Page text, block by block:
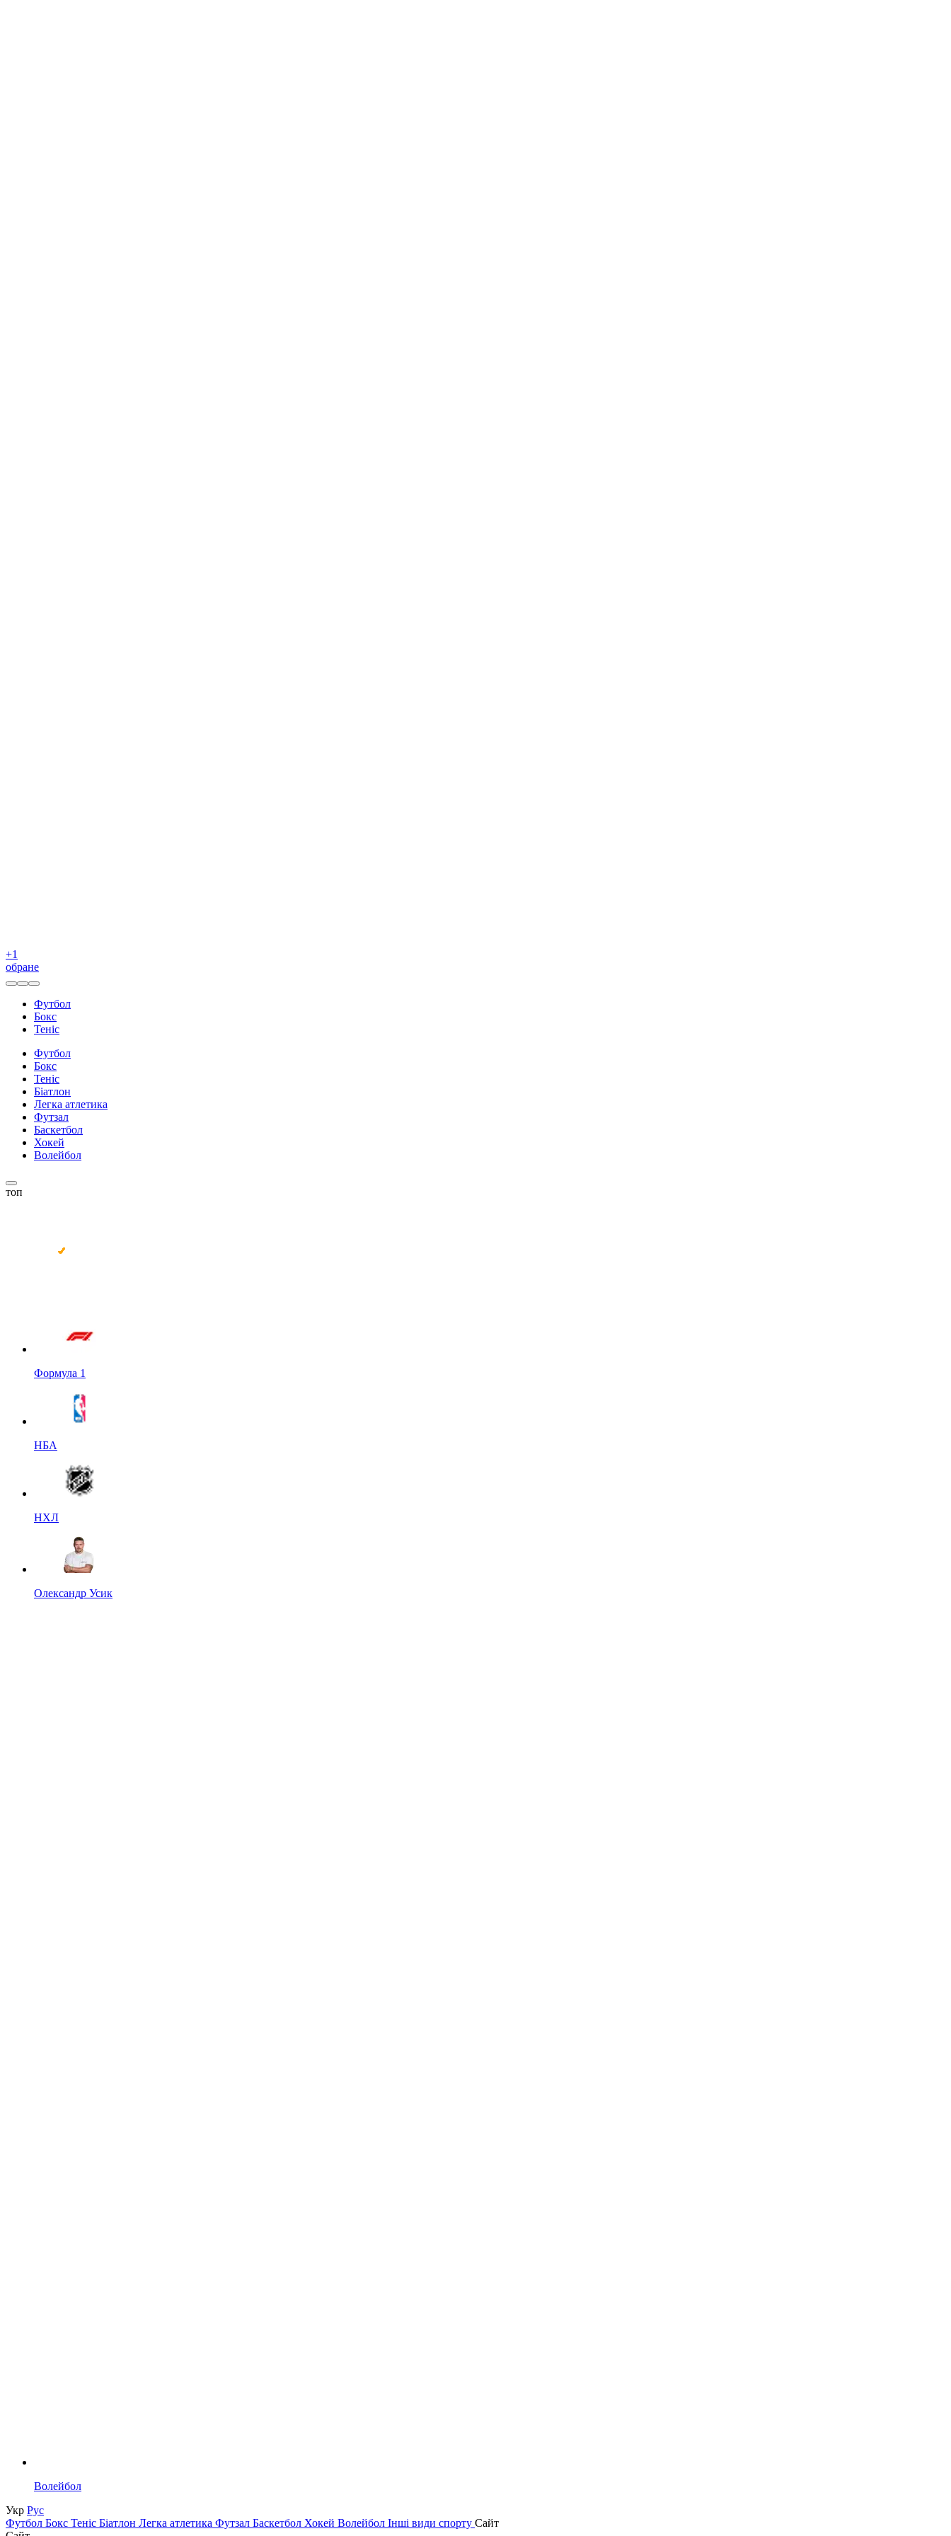
+1
обране
Футбол
Бокс
Теніс
Футбол
Бокс
Теніс
Біатлон
Легка атлетика
Футзал
Баскетбол
Хокей
Волейбол
топ
Формула 1
НБА
НХЛ
Олександр Усик
Волейбол
Укр Рус
Футбол Бокс Теніс Біатлон Легка атлетика Футзал Баскетбол Хокей Волейбол Інші види спорту Сайт